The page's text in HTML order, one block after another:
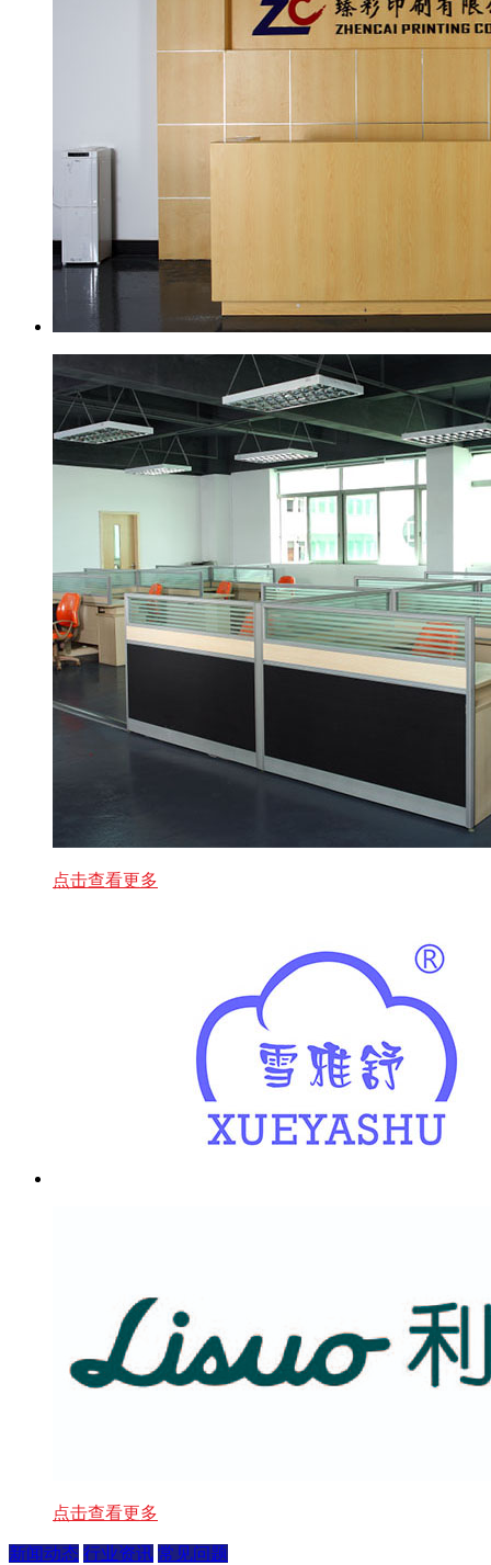
点击查看更多
点击查看更多
新闻动态 行业资讯 常见问题